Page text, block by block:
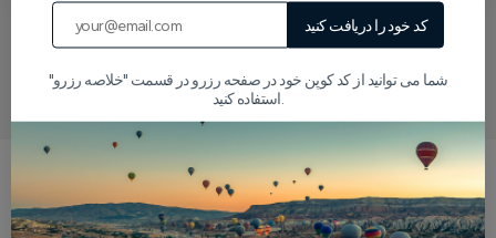
چرا ما را انتخاب کنیم؟
کد خود را دریافت کنید
شما می توانید از کد کوپن خود در صفحه رزرو در قسمت "خلاصه رزرو"
استفاده کنید.